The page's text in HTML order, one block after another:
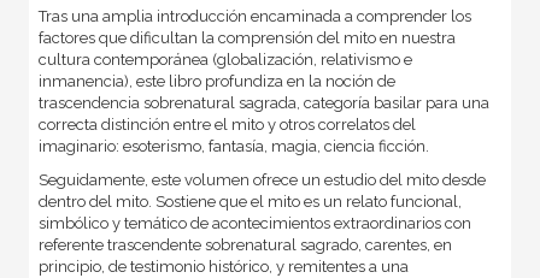
Tras una amplia introducción encaminada a comprender los
factores que dificultan la comprensión del mito en nuestra
cultura contemporánea (globalización, relativismo e
inmanencia), este libro profundiza en la noción de
trascendencia sobrenatural sagrada, categoría basilar para una
correcta distinción entre el mito y otros correlatos del
imaginario: esoterismo, fantasía, magia, ciencia ficción.
Seguidamente, este volumen ofrece un estudio del mito desde
dentro del mito. Sostiene que el mito es un relato funcional,
simbólico y temático de acontecimientos extraordinarios con
referente trascendente sobrenatural sagrado, carentes, en
principio, de testimonio histórico, y remitentes a una